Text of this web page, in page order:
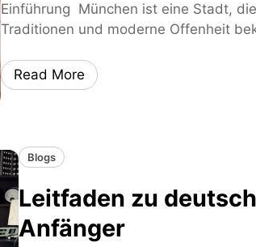
Einführung München ist eine Stadt,
Traditionen und moderne Offenheit
Read More
Blogs
Leitfaden zu
Anfänger